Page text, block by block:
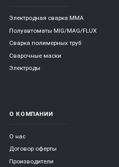
Электродная сварка ММА
Полуавтоматы MIG/MAG/FLUX
Сварка полимерных труб
Сварочные маски
Электроды
О КОМПАНИИ
О нас
Договор оферты
Производители